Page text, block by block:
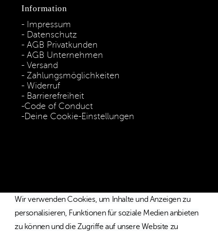
Information
Impressum
Datenschutz
AGB Privatkunden
AGB Unternehmen
Versand
Zahlungsmöglichkeiten
Widerruf
Barrierefreiheit
Code of Conduct
Deine Cookie-Einstellungen
Wir verwenden Cookies, um Inhalte und Anzeigen zu
personalisieren, Funktionen für soziale Medien anbieten
zu können und die Zugriffe auf unsere Website zu